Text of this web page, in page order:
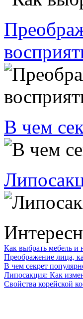
В чем
Как выбрать мебель и
Преображение лица,
В чем секрет
Липосакция: Как
Свойства корейской